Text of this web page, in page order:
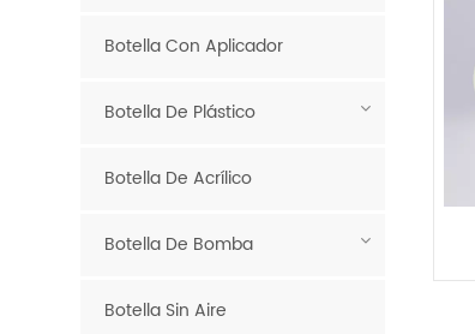
Botella Con Aplicador
Botella De Plástico
Botella De Acrílico
Botella De Bomba
Botella Sin Aire